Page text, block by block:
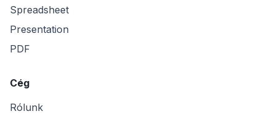
Spreadsheet
Presentation
PDF
Cég
Rólunk